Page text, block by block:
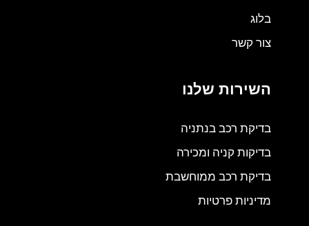
בלוג
צור קשר
השירות שלנו
בדיקת רכב בנתניה
בדיקות קניה ומכירה
בדיקת רכב ממוחשבת
מדיניות פרטיות